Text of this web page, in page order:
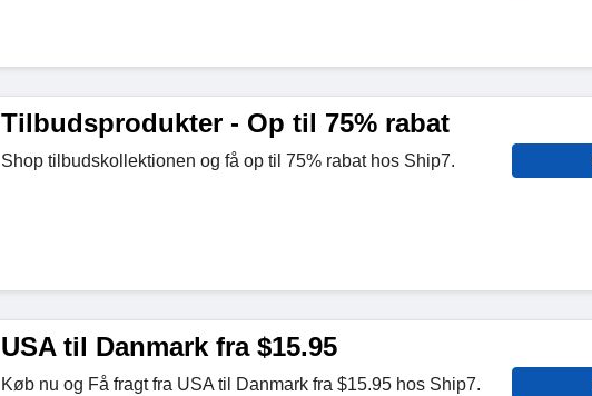
Tilbudsprodukter - Op til 75% rabat
Shop tilbudskollektionen og få op til 75% rabat hos Ship7.
USA til Danmark fra $15.95
Køb nu og Få fragt fra USA til Danmark fra $15.95 hos Ship7.